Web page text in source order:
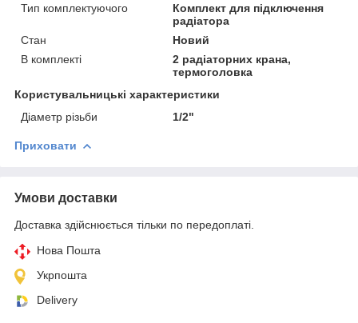
Тип комплектуючого
Комплект для підключення
радіатора
Стан
Новий
В комплекті
2 радіаторних крана,
термоголовка
Користувальницькі характеристики
Діаметр різьби
1/2"
Приховати
Умови доставки
Доставка здійснюється тільки по передоплаті.
Нова Пошта
Укрпошта
Delivery